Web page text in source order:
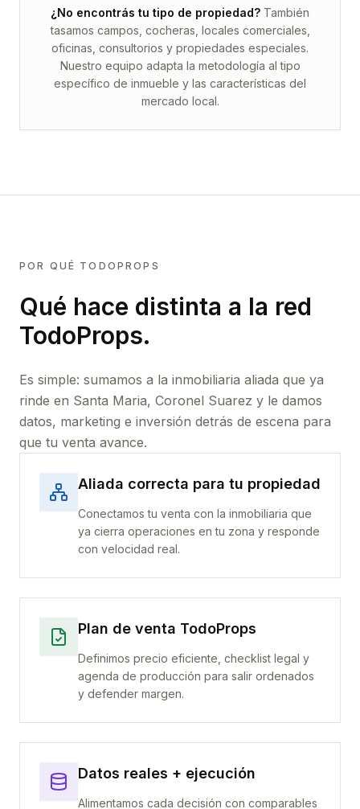
¿No encontrás tu tipo de propiedad? También
tasamos campos, cocheras, locales comerciales,
oficinas, consultorios y propiedades especiales.
Nuestro equipo adapta la metodología al tipo
específico de inmueble y las características del
mercado local.
POR QUÉ TODOPROPS
Qué hace distinta a la red
TodoProps.
Es simple: sumamos a la inmobiliaria aliada que ya
rinde en Santa Maria, Coronel Suarez y le damos
datos, marketing e inversión detrás de escena para
que tu venta avance.
Aliada correcta para tu propiedad
Conectamos tu venta con la inmobiliaria que
ya cierra operaciones en tu zona y responde
con velocidad real.
Plan de venta TodoProps
Definimos precio eficiente, checklist legal y
agenda de producción para salir ordenados
y defender margen.
Datos reales + ejecución
Alimentamos cada decisión con comparables